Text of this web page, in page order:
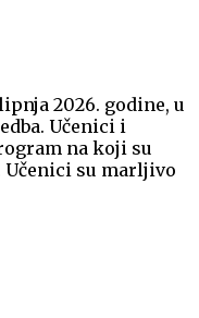
2026. godine, u
Učenici i
na koji su
su marljivo